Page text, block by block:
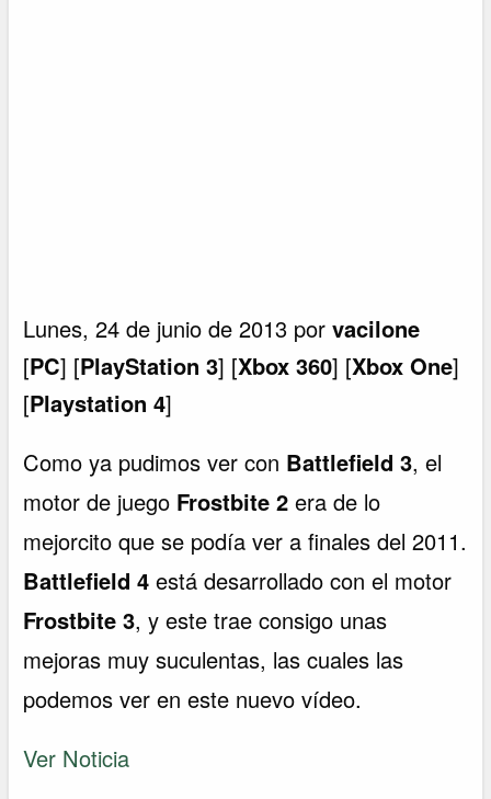
Lunes, 24 de junio de 2013 porvacilone
[PC] [PlayStation 3] [Xbox 360] [Xbox One]
[Playstation 4]
Como ya pudimos ver con Battlefield 3, el
motor de juego Frostbite 2 era de lo
mejorcito que se podía ver a finales del 2011.
Battlefield 4 está desarrollado con el motor
Frostbite 3, y este trae consigo unas
mejoras muy suculentas, las cuales las
podemos ver en este nuevo vídeo.
Ver Noticia